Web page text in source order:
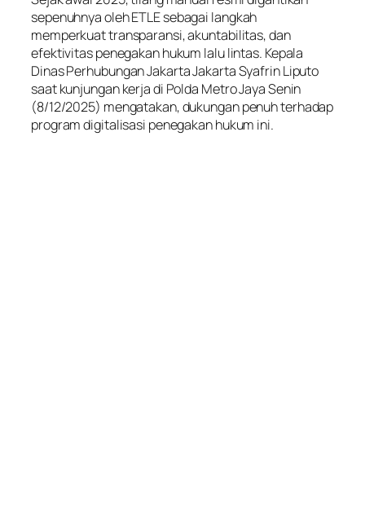
sepenuhnya oleh ETLE sebagai langkah
memperkuat transparansi, akuntabilitas, dan
efektivitas penegakan hukum lalu lintas. Kepala
Dinas Perhubungan Jakarta Jakarta Syafrin Liputo
saat kunjungan kerja di Polda Metro Jaya Senin
(8/12/2025) mengatakan, dukungan penuh terhadap
program digitalisasi penegakan hukum ini.